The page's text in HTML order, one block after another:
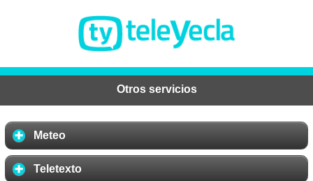
Otros servicios
Meteo
Teletexto